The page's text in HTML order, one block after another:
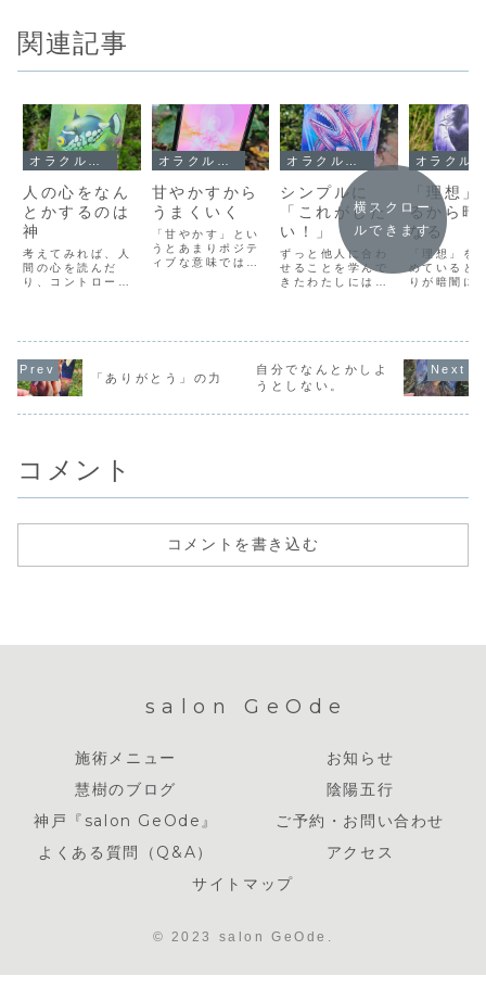
関連記事
オラクルメッセージ
人の心をなん
とかするのは
神
考えてみれば、人
間の心を読んだ
り、コントロール
も可能じゃないか
とも思うけど、そ
れもある程度の条
ネも仕...
オラクルメッセージ
甘やかすから
うまくいく
「甘やかす」とい
うとあまりポジテ
ィブな意味では理
らズレた行動をし
たりしているとひ
そういう世界を信
オラクルメッセージ
シンプルに
「これがした
い！」
ずっと他人に合わ
せることを学んで
きたわたしには、
行したらダメだっ
て思ってしまいま
す。わたしがやり
「理想
るから暗
なる
「理想」を
めていると
りが暗闇に
ことを望み
こと。今の
変わること
横スクロー
ルできます
「ありがとう」の力
自分でなんとかしよ
うとしない。
コメント
コメントを書き込む
salon GeOde
施術メニュー
お知らせ
慧樹のブログ
陰陽五行
神戸『salon GeOde』
ご予約・お問い合わせ
よくある質問（Q&A）
アクセス
サイトマップ
© 2023 salon GeOde.